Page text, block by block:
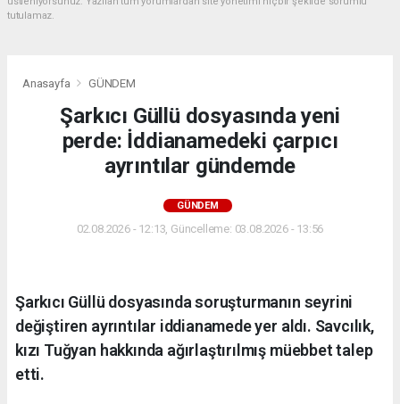
tutulamaz.
Anasayfa GÜNDEM
Şarkıcı Güllü dosyasında yeni
perde: İddianamedeki çarpıcı
ayrıntılar gündemde
GÜNDEM
02.08.2026 - 12:13, Güncelleme: 03.08.2026 - 13:56
Şarkıcı Güllü dosyasında soruşturmanın seyrini
değiştiren ayrıntılar iddianamede yer aldı. Savcılık,
kızı Tuğyan hakkında ağırlaştırılmış müebbet talep
etti.